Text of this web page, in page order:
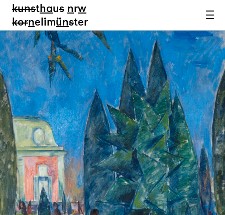
kunsthaus nrw
kornelimünster